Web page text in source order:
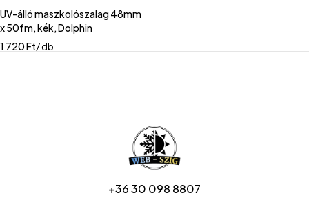
UV-álló maszkolószalag 48mm
x 50fm, kék, Dolphin
1 720Ft/ db
+36 30 098 8807